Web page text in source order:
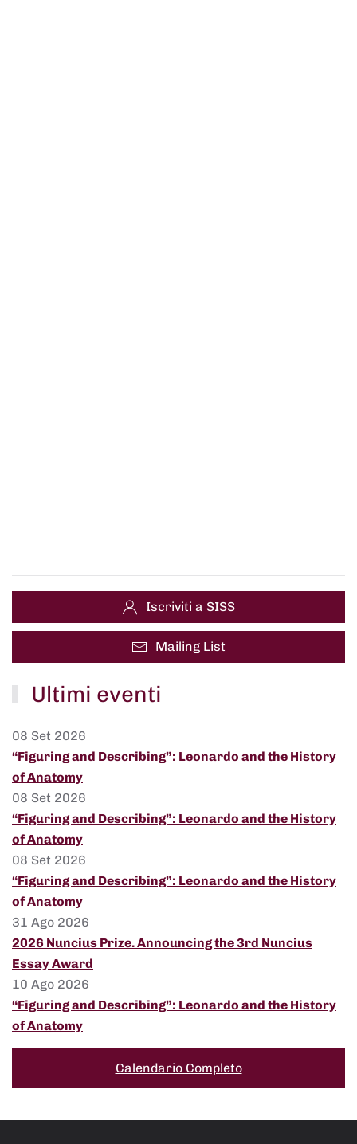
Iscriviti a SISS
Mailing List
Ultimi eventi
08 Set 2026
“Figuring and Describing”: Leonardo and the History
of Anatomy
08 Set 2026
“Figuring and Describing”: Leonardo and the History
of Anatomy
08 Set 2026
“Figuring and Describing”: Leonardo and the History
of Anatomy
31 Ago 2026
2026 Nuncius Prize. Announcing the 3rd Nuncius
Essay Award
10 Ago 2026
“Figuring and Describing”: Leonardo and the History
of Anatomy
Calendario Completo